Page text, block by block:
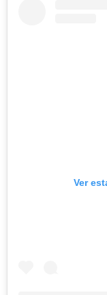
Ver